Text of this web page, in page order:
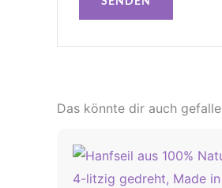
Das könnte dir auch